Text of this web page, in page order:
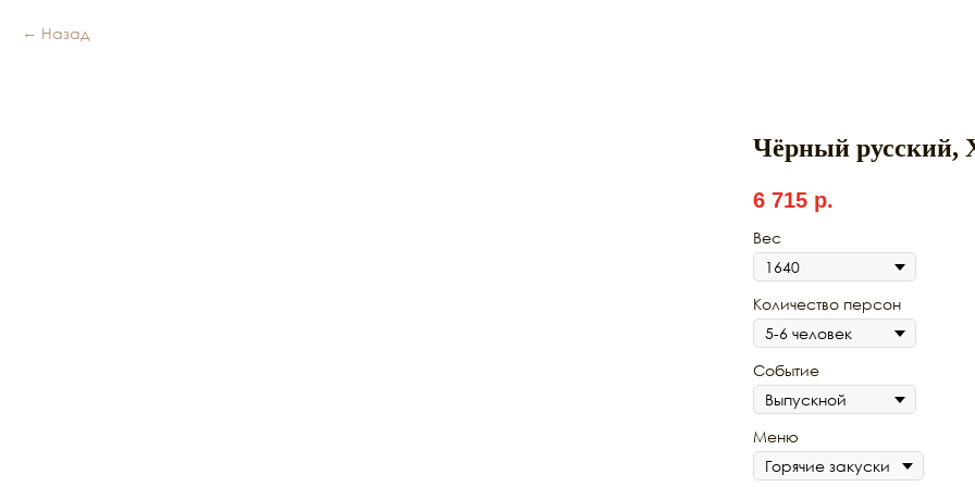
Назад
Чёрный русский,
6 715 р.
Вес
Количество персон
Событие
Меню